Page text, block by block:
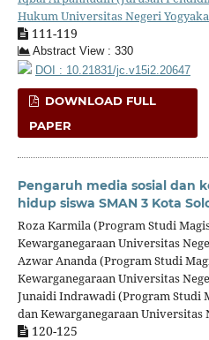
Hukum Universitas Negeri
111-119
Abstract View : 330
DOI : 10.21831/jc.v15i2.20647
DOWNLOAD FULL
PAPER
Pengaruh media sosial dan
hidup siswa SMAN 3 Kota
Roza Karmila (Program Studi
Kewarganegaraan Universitas
Azwar Ananda (Program Studi
Kewarganegaraan Universitas
Junaidi Indrawadi (Program Studi
dan Kewarganegaraan Universitas
120-125